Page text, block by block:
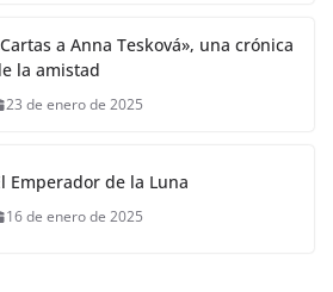
a Anna Tesková», una crónica
la amistad
23 de enero de 2025
Emperador de la Luna
16 de enero de 2025